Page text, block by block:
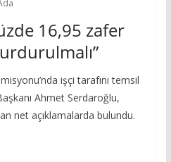
16,95 zafer
işçi tarafını temsil
Ahmet Serdaroğlu,
net açıklamalarda bulundu.